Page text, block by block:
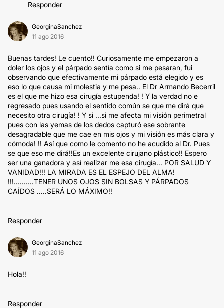
Responder
GeorginaSanchez
11 ago 2016
Buenas tardes! Le cuento!! Curiosamente me empezaron a
doler los ojos y el párpado sentía como si me pesaran, fui
observando que efectivamente mi párpado está elegido y es
eso lo que causa mi molestia y me pesa.. El Dr Armando Becerril
es el que me hizo esa cirugía estupenda! ! Y la verdad no e
regresado pues usando el sentido común se que me dirá que
necesito otra cirugía! ! Y si ...si me afecta mi visión perimetral
pues con las yemas de los dedos capturó ese sobrante
desagradable que me cae en mis ojos y mi visión es más clara y
cómoda! !! Así que como le comento no he acudido al Dr. Pues
se que eso me dirá!!Es un excelente cirujano plástico!! Espero
ser una ganadora y así realizar me esa cirugía... POR SALUD Y
VANIDAD!!! LA MIRADA ES EL ESPEJO DEL ALMA!
!!!..........TENER UNOS OJOS SIN BOLSAS Y PÁRPADOS
CAÍDOS .....SERÁ LO MÁXIMO!!
Responder
GeorginaSanchez
11 ago 2016
Hola!!
Responder